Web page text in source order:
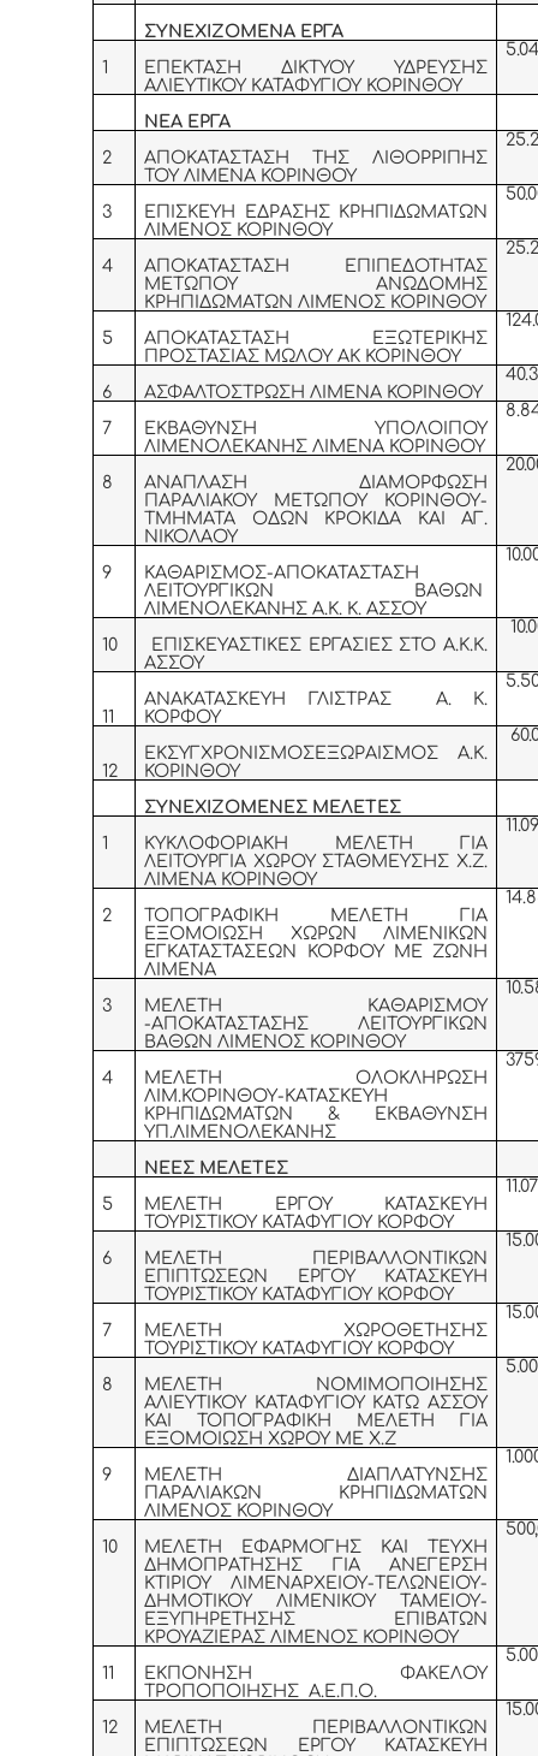
ΣΥΝΕΧΙΖΟΜΕΝΑ ΕΡΓΑ
1
ΕΠΕΚΤΑΣΗ ΔΙΚΤΥΟΥ ΥΔΡΕΥΣΗΣ
ΑΛΙΕΥΤΙΚΟΥ ΚΑΤΑΦΥΓΙΟΥ ΚΟΡΙΝΘΟΥ
ΝΕΑ ΕΡΓΑ
2
ΑΠΟΚΑΤΑΣΤΑΣΗ ΤΗΣ ΛΙΘΟΡΡΙΠΗΣ
ΤΟΥ ΛΙΜΕΝΑ ΚΟΡΙΝΘΟΥ
3
ΕΠΙΣΚΕΥΗ ΕΔΡΑΣΗΣ ΚΡΗΠΙΔΩΜΑΤΩΝ
ΛΙΜΕΝΟΣ ΚΟΡΙΝΘΟΥ
4
ΑΠΟΚΑΤΑΣΤΑΣΗ ΕΠΙΠΕΔΟΤΗΤΑΣ
ΜΕΤΩΠΟΥ ΑΝΩΔΟΜΗΣ
ΚΡΗΠΙΔΩΜΑΤΩΝ ΛΙΜΈΝΟΣ ΚΟΡΙΝΘΟΥ
5
ΑΠΟΚΑΤΑΣΤΑΣΗ ΕΞΩΤΕΡΙΚΗΣ
ΠΡΟΣΤΑΣΙΑΣ ΜΩΛΟΥ ΑΚ ΚΟΡΙΝΘΟΥ
6 ΑΣΦΑΛΤΟΣΤΡΩΣΗ ΛΙΜΕΝΑ ΚΟΡΙΝΘΟΥ
7
ΕΚΒΑΘΥΝΣΗ ΥΠΟΛΟΙΠΟΥ
ΛΙΜΕΝΟΛΕΚΑΝΗΣ ΛΙΜΕΝΑ ΚΟΡΙΝΘΟΥ
8
ΑΝΑΠΛΑΣΗ ΔΙΑΜΟΡΦΩΣΗ
ΠΑΡΑΛΙΑΚΟΥ ΜΕΤΩΠΟΥ ΚΟΡΙΝΘΟΥ-
ΤΜΗΜΑΤΑ ΟΔΩΝ ΚΡΟΚΙΔΑ ΚΑΙ ΑΓ.
ΝΙΚΟΛΑΟΥ
9
ΚΑΘΑΡΙΣΜΟΣ-ΑΠΟΚΑΤΑΣΤΑΣΗ
ΛΕΙΤΟΥΡΓΙΚΩΝ ΒΑΘΩΝ
ΛΙΜΕΝΟΛΕΚΑΝΗΣ Α.Κ. Κ. ΑΣΣΟΥ
10
ΕΠΙΣΚΕΥΑΣΤΙΚΕΣ ΕΡΓΑΣΙΕΣ ΣΤΟ Α.Κ.Κ.
ΑΣΣΟΥ
11
ΑΝΑΚΑΤΑΣΚΕΥΗ ΓΛΙΣΤΡΑΣ Α. Κ.
ΚΟΡΦΟΥ
12
ΕΚΣΥΓΧΡΟΝΙΣΜΟΣΕΞΩΡΑΙΣΜΟΣ Α.Κ.
ΚΟΡΙΝΘΟΥ
ΣΥΝΕΧΙΖΟΜΕΝΕΣ ΜΕΛΕΤΕΣ
1
ΚΥΚΛΟΦΟΡΙΑΚΗ ΜΕΛΕΤΗ ΓΙΑ
ΛΕΙΤΟΥΡΓΙΑ ΧΩΡΟΥ ΣΤΑΘΜΕΥΣΗΣ Χ.Ζ.
ΛΙΜΕΝΑ ΚΟΡΙΝΘΟΥ
2
ΤΟΠΟΓΡΑΦΙΚΗ ΜΕΛΕΤΗ ΓΙΑ
ΕΞΟΜΟΙΩΣΗ ΧΩΡΩΝ ΛΙΜΕΝΙΚΩΝ
ΕΓΚΑΤΑΣΤΑΣΕΩΝ ΚΟΡΦΟΥ ΜΕ ΖΩΝΗ
ΛΙΜΕΝΑ
3
ΜΕΛΕΤΗ ΚΑΘΑΡΙΣΜΟΥ
-ΑΠΟΚΑΤΑΣΤΑΣΗΣ ΛΕΙΤΟΥΡΓΙΚΩΝ
ΒΑΘΩΝ ΛΙΜΕΝΟΣ ΚΟΡΙΝΘΟΥ
4
ΜΕΛΕΤΗ ΟΛΟΚΛΗΡΩΣΗ
ΛΙΜ.ΚΟΡΙΝΘΟΥ-ΚΑΤΑΣΚΕΥΗ
ΚΡΗΠΙΔΩΜΑΤΩΝ & ΕΚΒΑΘΥΝΣΗ
ΥΠ.ΛΙΜΕΝΟΛΕΚΑΝΗΣ
ΝΕΕΣ ΜΕΛΕΤΕΣ
5
ΜΕΛΕΤΗ ΕΡΓΟΥ ΚΑΤΑΣΚΕΥΗ
ΤΟΥΡΙΣΤΙΚΟΥ ΚΑΤΑΦΥΓΙΟΥ ΚΟΡΦΟΥ
6
ΜΕΛΕΤΗ ΠΕΡΙΒΑΛΛΟΝΤΙΚΩΝ
ΕΠΙΠΤΩΣΕΩΝ ΕΡΓΟΥ ΚΑΤΑΣΚΕΥΗ
ΤΟΥΡΙΣΤΙΚΟΥ ΚΑΤΑΦΥΓΙΟΥ ΚΟΡΦΟΥ
7
ΜΕΛΕΤΗ ΧΩΡΟΘΕΤΗΣΗΣ
ΤΟΥΡΙΣΤΙΚΟΥ ΚΑΤΑΦΥΓΙΟΥ ΚΟΡΦΟΥ
8
ΜΕΛΕΤΗ ΝΟΜΙΜΟΠΟΙΗΣΗΣ
ΑΛΙΕΥΤΙΚΟΥ ΚΑΤΑΦΥΓΙΟΥ ΚΑΤΩ ΑΣΣΟΥ
ΚΑΙ ΤΟΠΟΓΡΑΦΙΚΗ ΜΕΛΕΤΗ ΓΙΑ
ΕΞΟΜΟΙΩΣΗ ΧΩΡΟΥ ΜΕ Χ.Ζ
9
ΜΕΛΕΤΗ ΔΙΑΠΛΑΤΥΝΣΗΣ
ΠΑΡΑΛΙΑΚΩΝ ΚΡΗΠΙΔΩΜΑΤΩΝ
ΛΙΜΕΝΟΣ ΚΟΡΙΝΘΟΥ
10
ΜΕΛΕΤΗ ΕΦΑΡΜΟΓΗΣ ΚΑΙ ΤΕΥΧΗ
ΔΗΜΟΠΡΑΤΗΣΗΣ ΓΙΑ ΑΝΕΓΕΡΣΗ
ΚΤΙΡΙΟΥ ΛΙΜΕΝΑΡΧΕΙΟΥ-ΤΕΛΩΝΕΙΟΥ-
ΔΗΜΟΤΙΚΟΥ ΛΙΜΕΝΙΚΟΥ ΤΑΜΕΙΟΥ-
ΕΞΥΠΗΡΕΤΗΣΗΣ ΕΠΙΒΑΤΩΝ
ΚΡΟΥΑΖΙΕΡΑΣ ΛΙΜΕΝΟΣ ΚΟΡΙΝΘΟΥ
11
ΕΚΠΟΝΗΣΗ ΦΑΚΕΛΟΥ
ΤΡΟΠΟΠΟΙΗΣΗΣ Α.Ε.Π.Ο.
12
ΜΕΛΕΤΗ ΠΕΡΙΒΑΛΛΟΝΤΙΚΩΝ
ΕΠΙΠΤΩΣΕΩΝ ΕΡΓΟΥ ΚΑΤΑΣΚΕΥΗ